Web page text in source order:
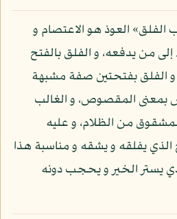
الفلق» العوذ هو الاعتصام و
إلى من يدفعه، و الفلق بالفتح
الفلق بفتحتين صفة مشبهة
المقصوص، و الغالب
من الظلام، و عليه
يفلقه و يشقه و مناسبة هذا
يستر الخير و يحجب دونه